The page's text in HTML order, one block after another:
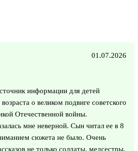
01.07.2026
информации для детей
о великом подвиге советского
Отечественной войны.
мне неверной. Сын читал ее в 8
сюжета не было. Очень
не только солдаты, медсестры,